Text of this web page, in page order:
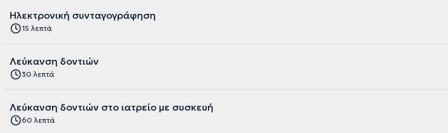
Ηλεκτρονική συνταγογράφηση
15 λεπτά
Λεύκανση δοντιών
30 λεπτά
Λεύκανση δοντιών στο ιατρείο με συσκευή
60 λεπτά